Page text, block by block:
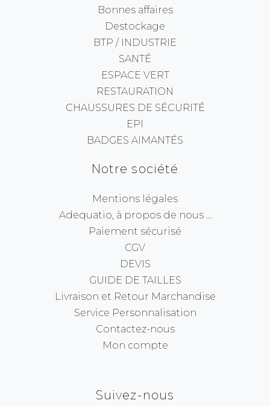
Bonnes affaires
Destockage
BTP / INDUSTRIE
SANTÉ
ESPACE VERT
RESTAURATION
CHAUSSURES DE SÉCURITÉ
EPI
BADGES AIMANTÉS
Notre société
Mentions légales
Adequatio, à propos de nous ...
Paiement sécurisé
CGV
DEVIS
GUIDE DE TAILLES
Livraison et Retour Marchandise
Service Personnalisation
Contactez-nous
Mon compte
Suivez-nous